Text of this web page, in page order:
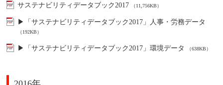
サステナビリティデータブック2017 （11,756KB）
▶「サステナビリティデータブック2017」人事・労務データ
（192KB）
▶「サステナビリティデータブック2017」環境データ （638KB）